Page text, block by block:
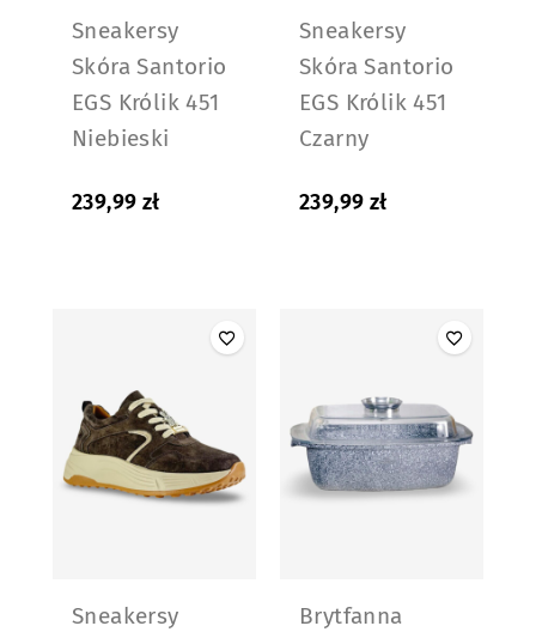
Sneakersy
Skóra Santorio
EGS Królik 451
Niebieski
239,99 zł
Sneakersy
Skóra Santorio
EGS Królik 451
Czarny
239,99 zł
Sneakersy
Brytfanna